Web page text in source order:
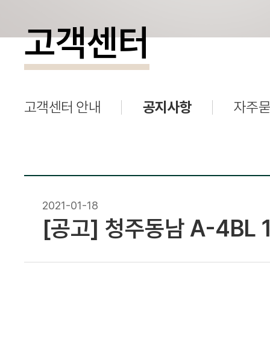
고객센터
고객센터 안내 공지사항 자주
2021-01-18
[공고] 청주동남 A-4BL